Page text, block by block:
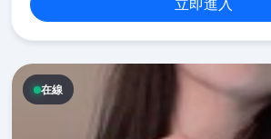
在線